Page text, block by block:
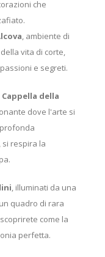
che
, ambiente di
vita di corte,
e segreti.
Cappella della
dove l'arte si
si respira la
, illuminati da una
quadro di rara
come la
perfetta.